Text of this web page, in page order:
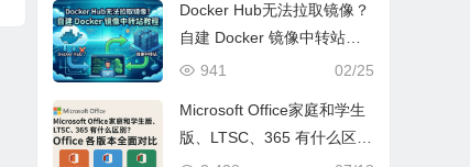
Docker Hub无法拉取镜像？
自建 Docker 镜像中转站教
程
02/25
941
Microsoft Office家庭和学生
版、LTSC、365 有什么区